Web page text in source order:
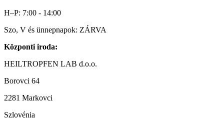
H–P: 7:00 - 14:00
Szo, V és ünnepnapok: ZÁRVA
Központi iroda:
HEILTROPFEN LAB d.o.o.
Borovci 64
2281 Markovci
Szlovénia